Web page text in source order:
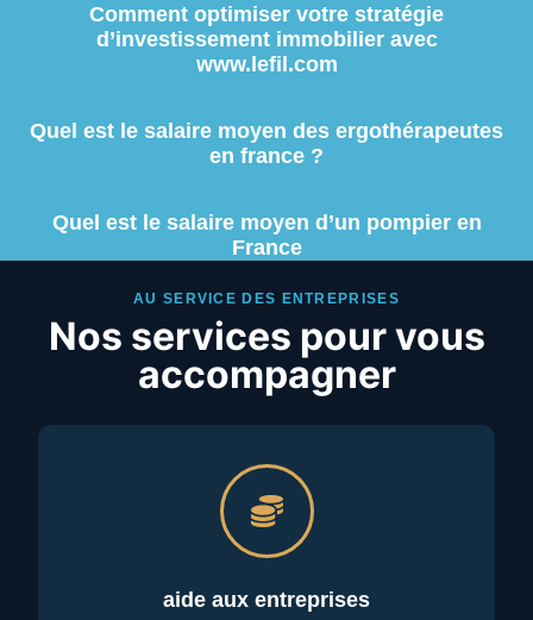
Comment optimiser votre stratégie
d’investissement immobilier avec
www.lefil.com
Quel est le salaire moyen des ergothérapeutes
en france ?
Quel est le salaire moyen d’un pompier en
France
AU SERVICE DES ENTREPRISES
Nos services pour vous
accompagner
aide aux entreprises